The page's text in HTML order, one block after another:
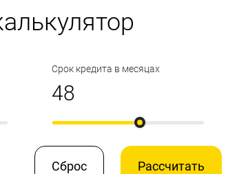
Срок кредита в месяцах
Сброс Рассчитать